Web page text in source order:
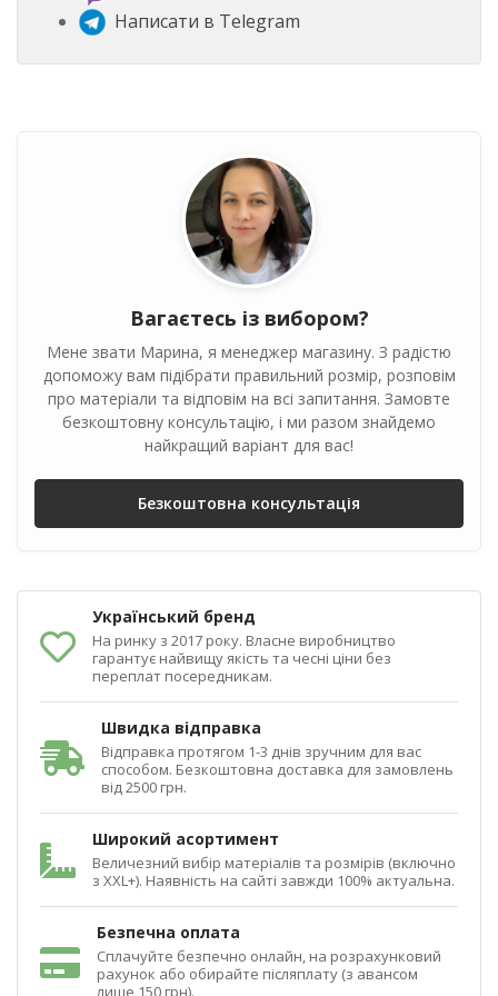
Написати в Telegram
Вагаєтесь із вибором?
Мене звати Марина, я менеджер магазину. З радістю
допоможу вам підібрати правильний розмір, розповім
про матеріали та відповім на всі запитання. Замовте
безкоштовну консультацію, і ми разом знайдемо
найкращий варіант для вас!
Безкоштовна консультація
Український бренд
На ринку з 2017 року. Власне виробництво
гарантує найвищу якість та чесні ціни без
переплат посередникам.
Швидка відправка
Відправка протягом 1-3 днів зручним для вас
способом. Безкоштовна доставка для замовлень
від 2500 грн.
Широкий асортимент
Величезний вибір матеріалів та розмірів (включно
з XXL+). Наявність на сайті завжди 100% актуальна.
Безпечна оплата
Сплачуйте безпечно онлайн, на розрахунковий
рахунок або обирайте післяплату (з авансом
лише 150 грн).